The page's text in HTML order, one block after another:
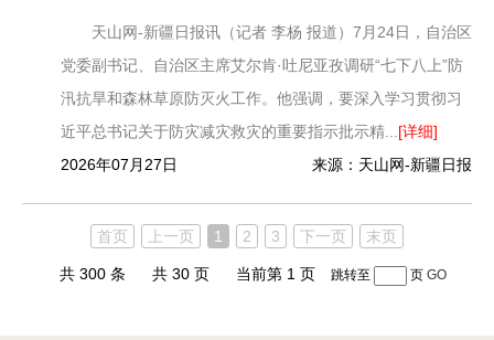
天山网-新疆日报讯（记者 李杨 报道）7月24日，自治区
党委副书记、自治区主席艾尔肯·吐尼亚孜调研“七下八上”防
汛抗旱和森林草原防灭火工作。他强调，要深入学习贯彻习
近平总书记关于防灾减灾救灾的重要指示批示精... [详细]
2026年07月27日
来源：天山网-新疆日报
首页 上一页 1 2 3 下一页 末页
共 300 条 共 30 页 当前第 1 页 跳转至 页 GO